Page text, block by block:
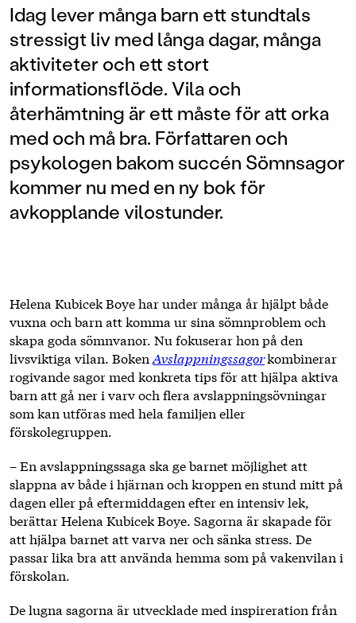
Idag lever många barn ett stundtals
stressigt liv med långa dagar, många
aktiviteter och ett stort
informationsflöde. Vila och
återhämtning är ett måste för att orka
med och må bra. Författaren och
psykologen bakom succén Sömnsagor
kommer nu med en ny bok för
avkopplande vilostunder.
Helena Kubicek Boye har under många år hjälpt både
vuxna och barn att komma ur sina sömnproblem och
skapa goda sömnvanor. Nu fokuserar hon på den
livsviktiga vilan. Boken Avslappningssagorkombinerar
rogivande sagor med konkreta tips för att hjälpa aktiva
barn att gå ner i varv och flera avslappningsövningar
som kan utföras med hela familjen eller
förskolegruppen.
– En avslappningssaga ska ge barnet möjlighet att
slappna av både i hjärnan och kroppen en stund mitt på
dagen eller på eftermiddagen efter en intensiv lek,
berättar Helena Kubicek Boye. Sagorna är skapade för
att hjälpa barnet att varva ner och sänka stress. De
passar lika bra att använda hemma som på vakenvilan i
förskolan.
De lugna sagorna är utvecklade med inspireration från